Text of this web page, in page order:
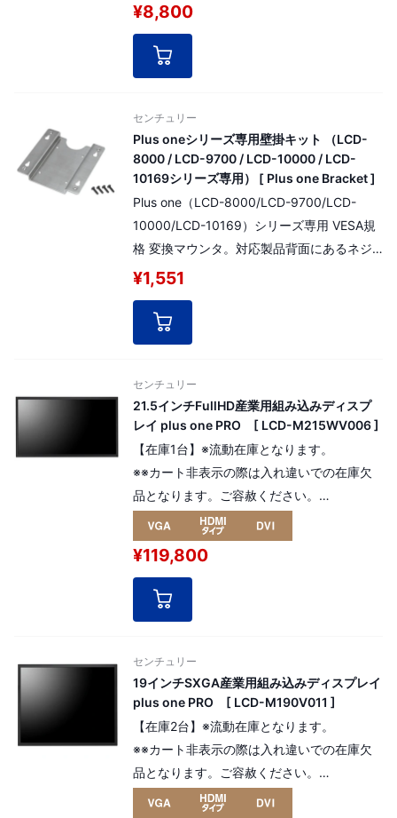
¥8,800
センチュリー
Plus oneシリーズ専用壁掛キット （LCD-
8000 / LCD-9700 / LCD-10000 / LCD-
10169シリーズ専用） [ Plus one Bracket ]
Plus one（LCD-8000/LCD-9700/LCD-
10000/LCD-10169）シリーズ専用 VESA規
格 変換マウンタ。対応製品背面にあるネジ
穴の位置をVESA規格75mmに変換する金具
※本製品はLCD-7000シリーズ、LCD-11600
¥1,551
センチュリー
21.5インチFullHD産業用組み込みディスプ
レイ plus one PRO [ LCD-M215WV006 ]
【在庫1台】※流動在庫となります。
※※カート非表示の際は入れ違いでの在庫欠
品となります。ご容赦ください。
高寿命液晶パネルを採用した産業用組み込み
モデルの21.5インチplus one PRO。
解像度：FHD（フルHD）
1,980×1,080pixel（16:9）
[ パネル番号：15050 ]
¥119,800
センチュリー
19インチSXGA産業用組み込みディスプレイ
plus one PRO [ LCD-M190V011 ]
【在庫2台】※流動在庫となります。
※※カート非表示の際は入れ違いでの在庫欠
品となります。ご容赦ください。
高寿命液晶パネルを採用した産業用組み込み